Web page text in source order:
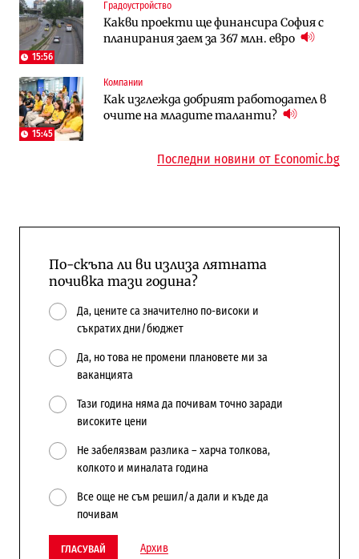
15:56
Градоустройство
Какви проекти ще финансира София с
планирания заем за 367 млн. евро
15:45
Компании
Как изглежда добрият работодател в
очите на младите таланти?
Общините вече зависят от
централната власт за 75% от
бюджетите си
Последни дни с обозначаване на цените
в лева: Какво предстои?
Жилищата в България поскъпват при
намаляващо население и все повече
сгради
А1 отново е лидер при технологичните
компании и системните интегратори
Последни новини от Economic.bg
По-скъпа ли ви излиза лятната
почивка тази година?
Да, цените са значително по-високи и
съкратих дни/бюджет
Да, но това не промени плановете ми за
ваканцията
Тази година няма да почивам точно заради
високите цени
Не забелязвам разлика – харча толкова,
колкото и миналата година
Все още не съм решил/а дали и къде да
почивам
ГЛАСУВАЙ Архив